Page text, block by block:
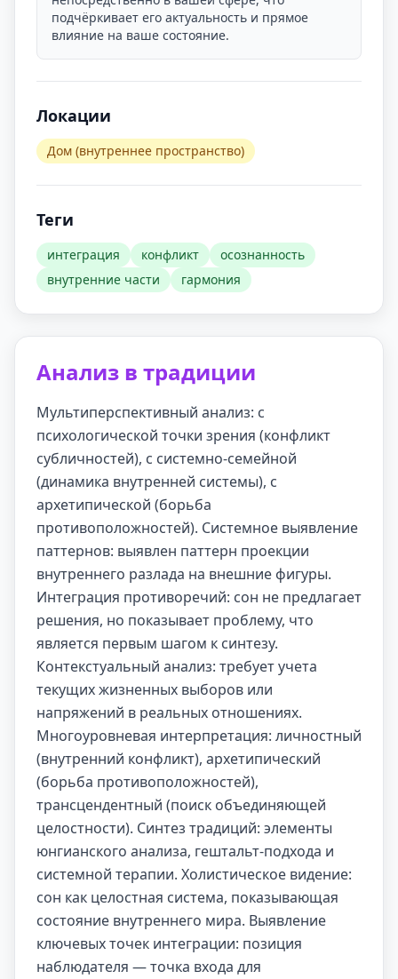
подчёркивает его актуальность и прямое
влияние на ваше состояние.
Локации
Дом (внутреннее пространство)
Теги
интеграция конфликт
осознанность
внутренние части
гармония
Анализ в традиции
Мультиперспективный анализ: с
психологической точки зрения (конфликт
субличностей), с системно-семейной
(динамика внутренней системы), с
архетипической (борьба
противоположностей). Системное выявление
паттернов: выявлен паттерн проекции
внутреннего разлада на внешние фигуры.
Интеграция противоречий: сон не предлагает
решения, но показывает проблему, что
является первым шагом к синтезу.
Контекстуальный анализ: требует учета
текущих жизненных выборов или
напряжений в реальных отношениях.
Многоуровневая интерпретация: личностный
(внутренний конфликт), архетипический
(борьба противоположностей),
трансцендентный (поиск объединяющей
целостности). Синтез традиций: элементы
юнгианского анализа, гештальт-подхода и
системной терапии. Холистическое видение:
сон как целостная система, показывающая
состояние внутреннего мира. Выявление
ключевых точек интеграции: позиция
наблюдателя — точка входа для